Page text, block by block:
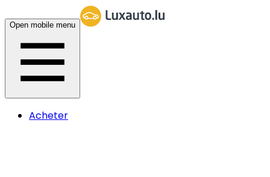
Open mobile menu
Acheter